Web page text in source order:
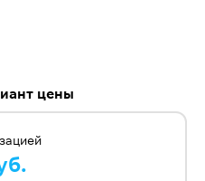
цены